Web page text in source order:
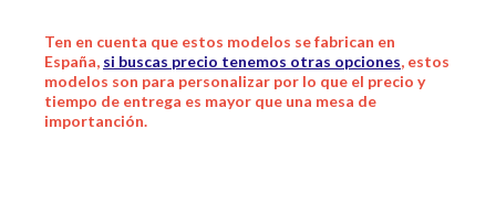
Ten en cuenta que estos modelos se fabrican en
España, si buscas precio tenemos otras opciones, estos
modelos son para personalizar por lo que el precio y
tiempo de entrega es mayor que una mesa de
importanción.